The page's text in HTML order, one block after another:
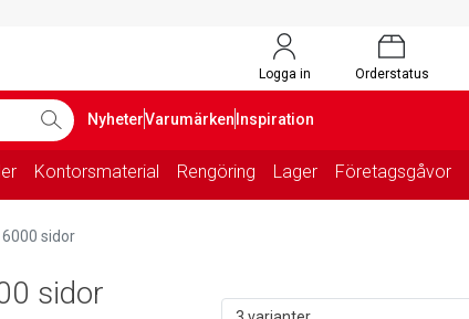
Logga in Orderstatus
NyheterVarumärken Inspiration
Kontorsmaterial Rengöring Lager Företagsgåvor
6000 sidor
sidor